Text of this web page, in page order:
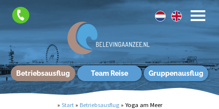
Betriebsausflug Team Reise Gruppenausflug
» Start » Betriebsausflug » Yoga am Meer